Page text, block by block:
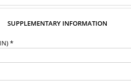
SUPPLEMENTARY INFORMATION
*